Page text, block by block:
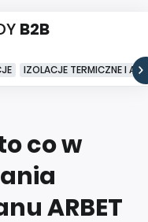
B2B
IZOLACJE TERMICZNE I
co w
ARBET